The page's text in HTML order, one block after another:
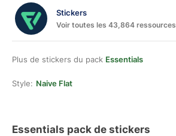
Stickers
Voir toutes les 43,864 ressources
Plus de stickers du pack Essentials
Style: Naive Flat
Essentials pack de stickers